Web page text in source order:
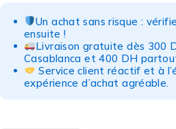
Un achat sans risque :
ensuite !
Livraison gratuite dès 300
Casablanca et 400 DH
Service client réactif et à
expérience d’achat agréable.